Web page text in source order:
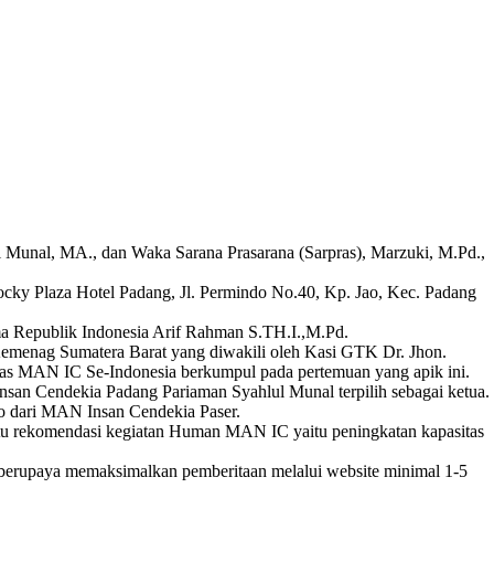
MA., dan Waka Sarana Prasarana (Sarpras), Marzuki, M.Pd.,
Plaza Hotel Padang, Jl. Permindo No.40, Kp. Jao, Kec. Padang
Republik Indonesia Arif Rahman S.TH.I.,M.Pd.
Sumatera Barat yang diwakili oleh Kasi GTK Dr. Jhon.
MAN IC Se-Indonesia berkumpul pada pertemuan yang apik ini.
Cendekia Padang Pariaman Syahlul Munal terpilih sebagai ketua.
MAN Insan Cendekia Paser.
rekomendasi kegiatan Human MAN IC yaitu peningkatan kapasitas
memaksimalkan pemberitaan melalui website minimal 1-5